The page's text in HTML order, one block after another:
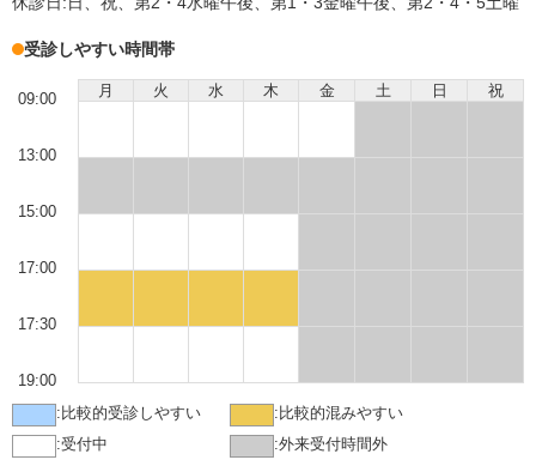
受診しやすい時間帯
月 火 水 木 金 土 日 祝
09:00
13:00
15:00
17:00
17:30
19:00
: 比較的受診しやすい : 比較的混みやすい
:受付中 :外来受付時間外